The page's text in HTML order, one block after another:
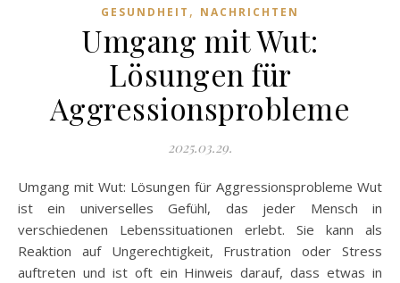
GESUNDHEIT , NACHRICHTEN
Umgang mit Wut:
Lösungen für
Aggressionsprobleme
2025.03.29.
Umgang mit Wut: Lösungen für Aggressionsprobleme Wut
ist ein universelles Gefühl, das jeder Mensch in
verschiedenen Lebenssituationen erlebt. Sie kann als
Reaktion auf Ungerechtigkeit, Frustration oder Stress
auftreten und ist oft ein Hinweis darauf, dass etwas in